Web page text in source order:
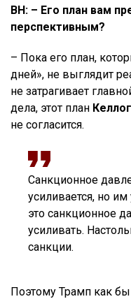
ВН: – Его план вам
перспективным?
– Пока его план,
дней», не выглядит
не затрагивает
дела, этот план
не согласится.
Санкционное
усиливается, но
это санкционное
усиливать.
санкции.
Поэтому Трамп как